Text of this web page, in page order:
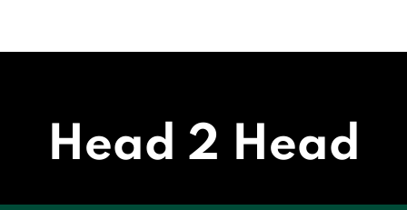
Head 2 Head